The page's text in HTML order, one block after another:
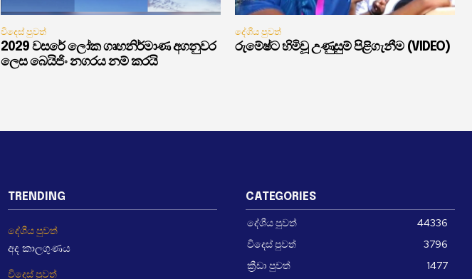
විදෙස් පුවත්
2029 වසරේ ලෝක ගෘහනිර්මාණ අගනුවර
ලෙස බෙයිජිං නගරය නම් කරයි
දේශීය පුවත්
රුමේෂ්ට හිමිවූ උණුසුම් පිළිගැනීම (VIDEO)
TRENDING
දේශීය පුවත්
අද කාලගුණය
විදෙස් පුවත්
CATEGORIES
දේශීය පුවත්
44336
විදෙස් පුවත්
3796
ක්‍රීඩා පුවත්
1477